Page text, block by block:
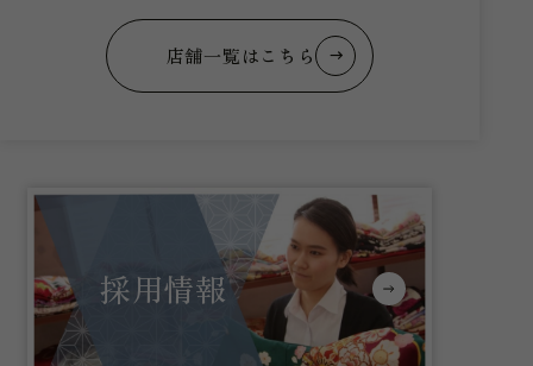
店舗一覧はこちら
採用情報